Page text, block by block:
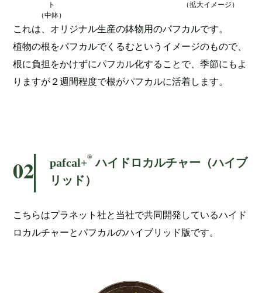
これは、オリジナル生産の鉢物用のパフカルです。
植物の根をパフカルでくるむというイメージのもので、
根に負担をかけずにパフカル化することで、季節にもよ
りますが２週間程度で根がパフカルに活着します。
ト
（中鉢）
（拡大イメージ）
02 pafcal+® ハイドロカルチャー（ハイブ
リッド）
こちらはプラネット社と当社で共同開発しているハイド
ロカルチャーとパフカルのハイブリッド版です。